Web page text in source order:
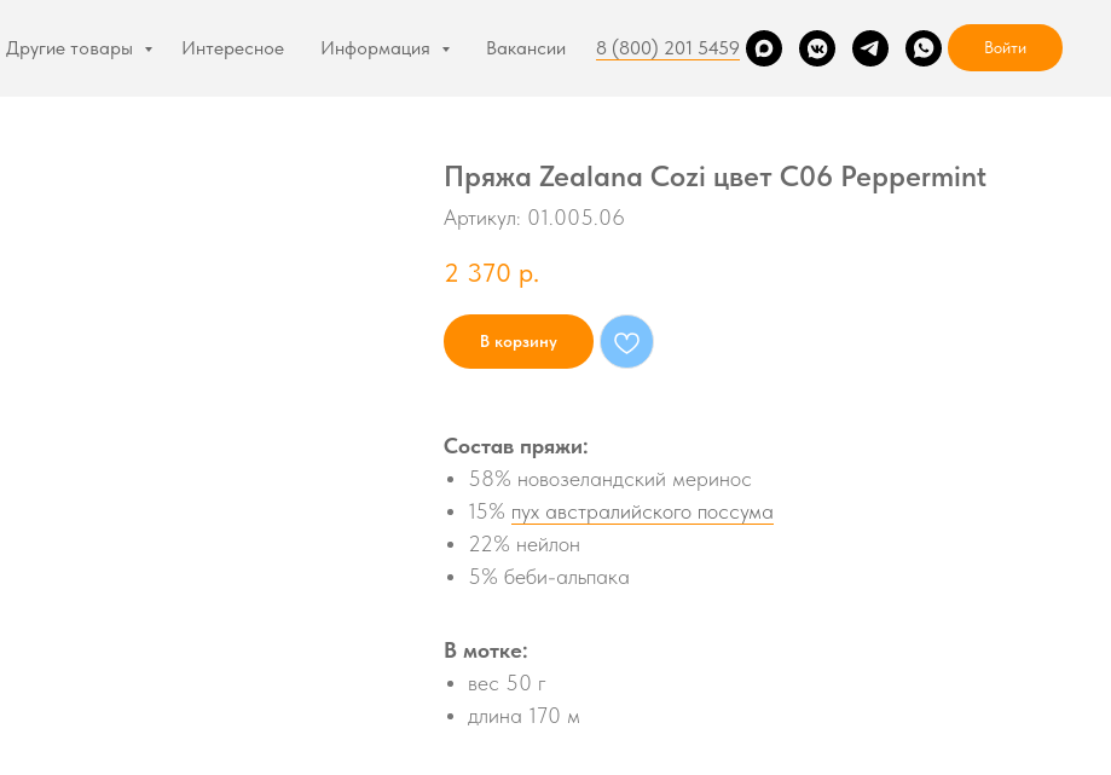
Другие товары Интересное Информация Вакансии 8 (800) 201 5459 Войти
Пряжа Zealana Cozi цвет C06 Peppermint
Артикул: 01.005.06
2 370 р.
В корзину
Состав пряжи:
58% новозеландский меринос
15% пух австралийского поссума
22% нейлон
5% беби-альпака
В мотке:
вес 50 г
длина 170 м